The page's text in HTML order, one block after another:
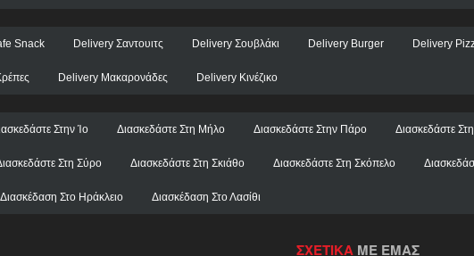
Snack Delivery Σαντουιτς Delivery Σουβλάκι Delivery Burger Delivery
Delivery Μακαρονάδες Delivery Κινέζικο
Στην Ίο Διασκεδάστε Στη Μήλο Διασκεδάστε Στην Πάρο Διασκεδάστε
Στη Σύρο Διασκεδάστε Στη Σκιάθο Διασκεδάστε Στη Σκόπελο
Διασκέδαση Στο Ηράκλειο Διασκέδαση Στο Λασίθι
ΣΧΕΤΙΚΑ ΜΕ ΕΜΑΣ